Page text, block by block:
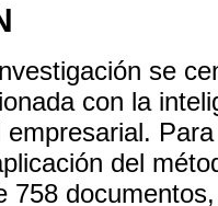
se
con la
empresarial.
del
758